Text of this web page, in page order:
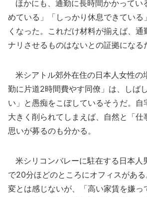
ほかにも、通勤に長時間かかってい
めている」「しっかり休息できている
くなった。これだけ材料が揃えば、
ナリさせるものはないとの証拠になる
米シアトル郊外在住の日本人女性の
勤に片道2時間費やす同僚」は、しば
い」と愚痴をこぼしているそうだ。自
大きく削られてしまえば、自然と「仕
思いが募るのも分かる。
米シリコンバレーに駐在する日本人
で20分ほどのところにオフィスがあ
変とは感じないが、「高い家賃を嫌っ